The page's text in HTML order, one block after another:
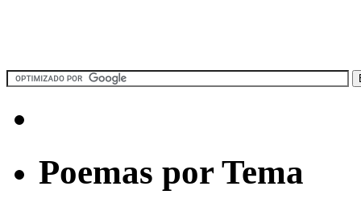
Poemas por Tema